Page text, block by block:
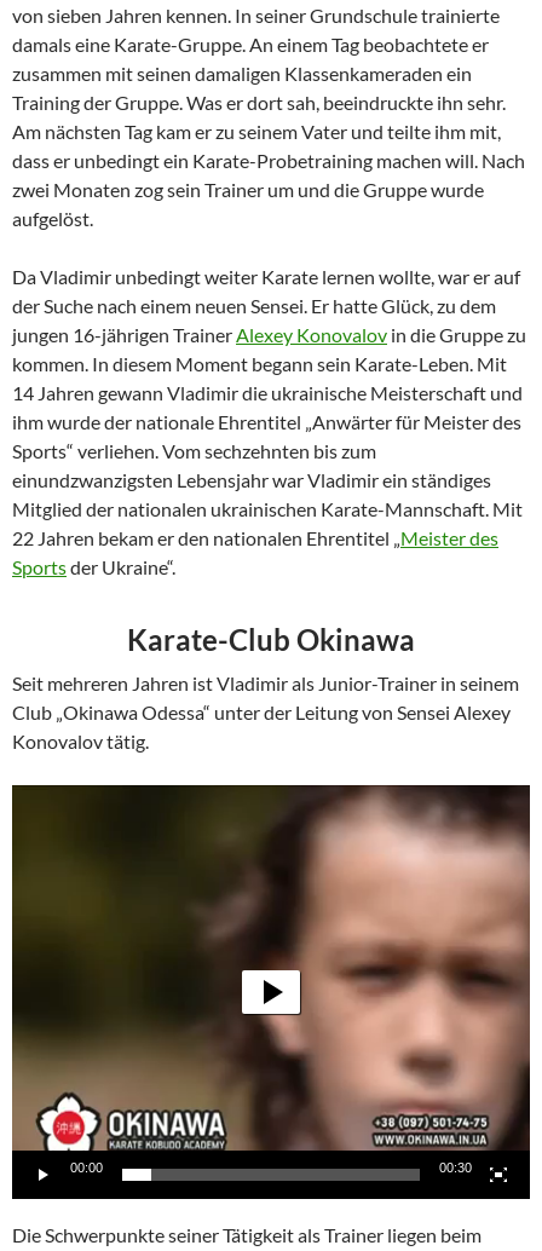
von sieben Jahren kennen. In seiner Grundschule trainierte
damals eine Karate-Gruppe. An einem Tag beobachtete er
zusammen mit seinen damaligen Klassenkameraden ein
Training der Gruppe. Was er dort sah, beeindruckte ihn sehr.
Am nächsten Tag kam er zu seinem Vater und teilte ihm mit,
dass er unbedingt ein Karate-Probetraining machen will. Nach
zwei Monaten zog sein Trainer um und die Gruppe wurde
aufgelöst.
Da Vladimir unbedingt weiter Karate lernen wollte, war er auf
der Suche nach einem neuen Sensei. Er hatte Glück, zu dem
jungen 16-jährigen TrainerAlexey Konovalov in die Gruppe zu
kommen. In diesem Moment begann sein Karate-Leben. Mit
14 Jahren gewann Vladimir die ukrainische Meisterschaft und
ihm wurde der nationale Ehrentitel „Anwärter für Meister des
Sports“ verliehen. Vom sechzehnten bis zum
einundzwanzigsten Lebensjahr war Vladimir ein ständiges
Mitglied der nationalen ukrainischen Karate-Mannschaft. Mit
22 Jahren bekam er den nationalen Ehrentitel „Meister des
Sportsder Ukraine“.
Karate-Club Okinawa
Seit mehreren Jahren ist Vladimir als Junior-Trainer in seinem
Club „Okinawa Odessa“ unter der Leitung von Sensei Alexey
Konovalov tätig.
00:00 00:30
Die Schwerpunkte seiner Tätigkeit als Trainer liegen beim